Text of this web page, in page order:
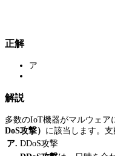
正解
ア
解説
多数のIoT機器がマルウェア
DoS攻撃） に該当します。
ア. DDoS攻撃